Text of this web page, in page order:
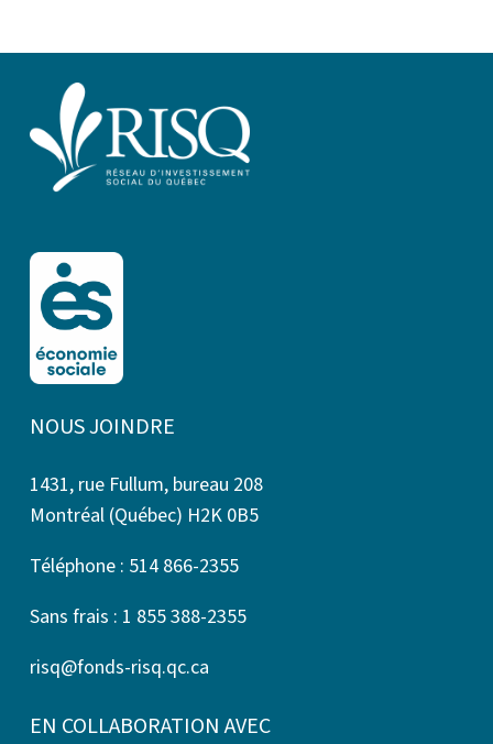
NOUS JOINDRE
1431, rue Fullum, bureau 208
Montréal (Québec) H2K 0B5
Téléphone : 514 866-2355
Sans frais : 1 855 388-2355
risq@fonds-risq.qc.ca
EN COLLABORATION AVEC